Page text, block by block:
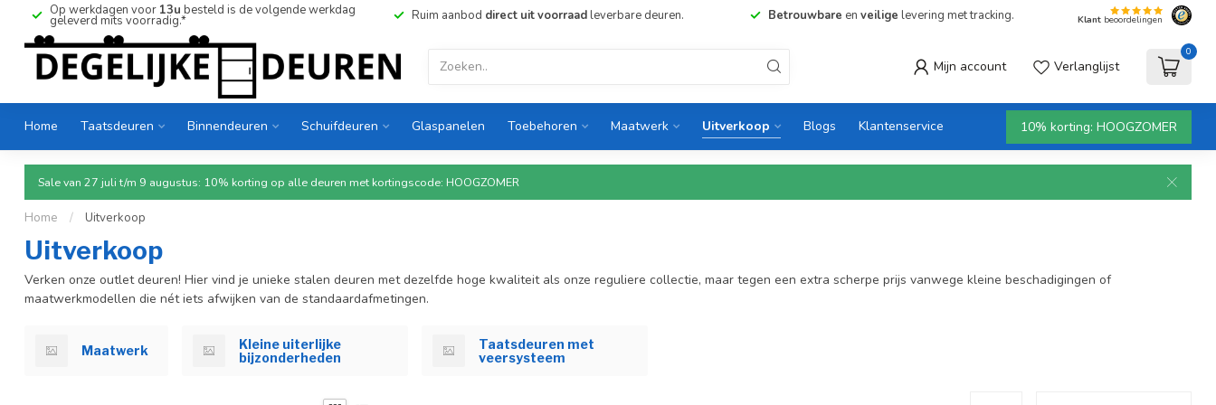
Op werkdagen voor 13u besteld is de volgende werkdag
geleverd mits voorradig.* Ruim aanbod direct uit voorraadleverbare deuren. Betrouwbare en veilige levering met tracking. Klant beoordelingen
Mijn account Verlanglijst
0
Home Taatsdeuren Binnendeuren Schuifdeuren Glaspanelen Toebehoren Maatwerk Uitverkoop Blogs Klantenservice 10% korting: HOOGZOMER
Sale van 27 juli t/m 9 augustus: 10% korting op alle deuren met kortingscode: HOOGZOMER
Home / Uitverkoop
Uitverkoop
Verken onze outlet deuren! Hier vind je unieke stalen deuren met dezelfde hoge kwaliteit als onze reguliere collectie, maar tegen een extra scherpe prijs vanwege kleine beschadigingen of
maatwerkmodellen die nét iets afwijken van de standaardafmetingen.
Maatwerk
Kleine uiterlijke
bijzonderheden
Taatsdeuren met
veersysteem